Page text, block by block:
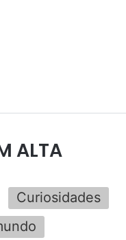
ALTA
Curiosidades